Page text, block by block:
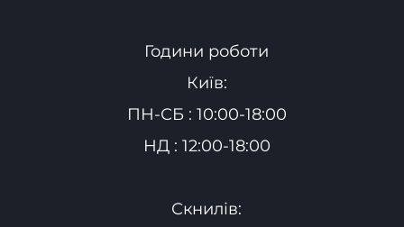
Години роботи
Київ:
ПН-СБ : 10:00-18:00
НД : 12:00-18:00
Скнилів: